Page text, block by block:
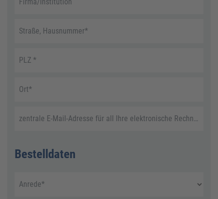
Straße, Hausnummer*
PLZ *
Ort*
zentrale E-Mail-Adresse für all Ihre elektronische Rechnungen
Bestelldaten
Anrede*